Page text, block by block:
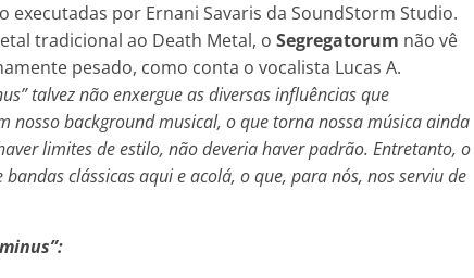
executadas por Ernani Savaris da SoundStorm Studio.
tradicional ao Death Metal, o Segregatorum não vê
pesado, como conta o vocalista Lucas A.
talvez não enxergue as diversas influências que
nosso background musical, o que torna nossa música ainda
limites de estilo, não deveria haver padrão. Entretanto, o
clássicas aqui e acolá, o que, para nós, nos serviu de